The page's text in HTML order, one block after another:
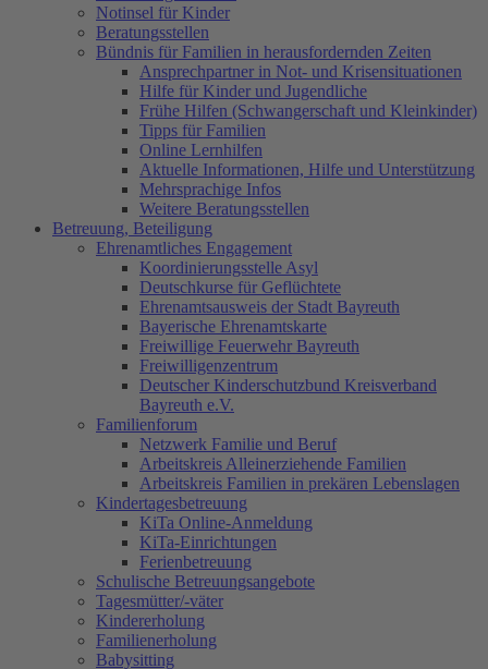
Notinsel für Kinder
Beratungsstellen
Bündnis für Familien in herausfordernden Zeiten
Ansprechpartner in Not- und Krisensituationen
Hilfe für Kinder und Jugendliche
Frühe Hilfen (Schwangerschaft und Kleinkinder)
Tipps für Familien
Online Lernhilfen
Aktuelle Informationen, Hilfe und Unterstützung
Mehrsprachige Infos
Weitere Beratungsstellen
Betreuung, Beteiligung
Ehrenamtliches Engagement
Koordinierungsstelle Asyl
Deutschkurse für Geflüchtete
Ehrenamtsausweis der Stadt Bayreuth
Bayerische Ehrenamtskarte
Freiwillige Feuerwehr Bayreuth
Freiwilligenzentrum
Deutscher Kinderschutzbund Kreisverband
Bayreuth e.V.
Familienforum
Netzwerk Familie und Beruf
Arbeitskreis Alleinerziehende Familien
Arbeitskreis Familien in prekären Lebenslagen
Kindertagesbetreuung
KiTa Online-Anmeldung
KiTa-Einrichtungen
Ferienbetreuung
Schulische Betreuungsangebote
Tagesmütter/-väter
Kindererholung
Familienerholung
Babysitting